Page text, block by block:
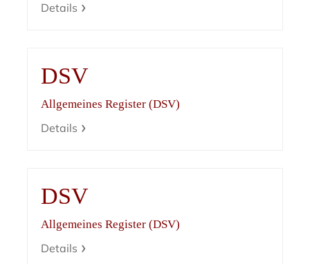
Details
DSV
Allgemeines Register (DSV)
Details
DSV
Allgemeines Register (DSV)
Details